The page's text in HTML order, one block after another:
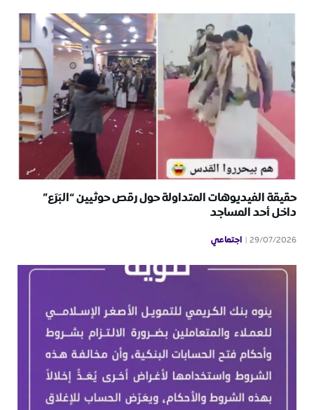
حقيقة الفيديوهات المتداولة حول رقص حوثيين “البَرَع”
داخل أحد المساجد
29/07/2026 اجتماعي